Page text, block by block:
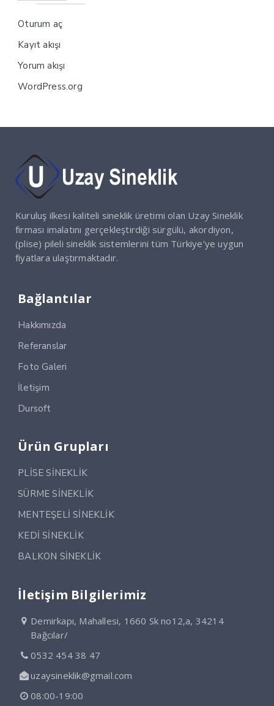
Oturum aç
Kayıt akışı
Yorum akışı
WordPress.org
Kuruluş ilkesi kaliteli sineklik üretimi olan Uzay Sineklik
firması imalatını gerçekleştirdiği sürgülü, akordiyon,
(plise) pileli sineklik sistemlerini tüm Türkiye’ye uygun
fiyatlara ulaştırmaktadır.
Bağlantılar
Hakkımızda
Referanslar
Foto Galeri
İletişim
Dursoft
Ürün Grupları
PLİSE SİNEKLİK
SÜRME SİNEKLİK
MENTEŞELİ SİNEKLİK
KEDİ SİNEKLİK
BALKON SİNEKLİK
İletişim Bilgilerimiz
Demirkapı, Mahallesi, 1660 Sk no12,a, 34214
Bağcılar/
0532 454 38 47
uzaysineklik@gmail.com
08:00-19:00